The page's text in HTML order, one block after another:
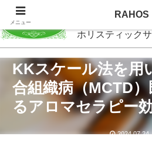
RAHOS
ホリスティック
KKスケール法を用
合組織病（MCTD
るアロマセラピー
2024.07.24
メニュー
RAHOS